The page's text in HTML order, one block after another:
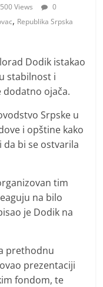
500 Views
0
, Republika Srpska
Dodik istakao
stabilnost i
dodatno ojača.
Srpske u
i opštine kako
bi se ostvarila
tim
na bilo
je Dodik na
prethodnu
prezentaciji
fondom, te